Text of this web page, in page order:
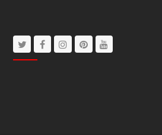
TwitterFacebookInstagram
Pinterest